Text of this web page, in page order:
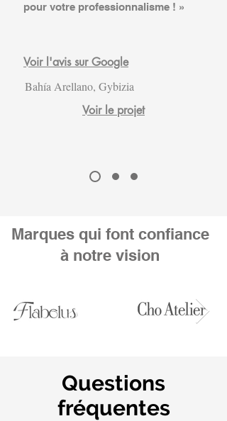
pour votre professionnalisme ! »
Voir l'avis sur Google
Bahía Arellano, Gybizia
Voir le projet
Marques qui font confiance
à notre vision
Questions
fréquentes